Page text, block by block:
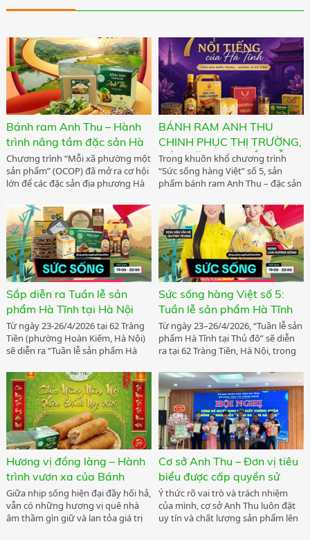
Bánh ram Anh Thu – Hành
trình nâng tầm đặc sản Hà
Tĩnh và chinh phục thị
trường
Chương trình “Mỗi xã phường một
sản phẩm” (OCOP) đã mở ra cơ hội
lớn để các đặc sản địa phương Hà
trị và từng bước khẳng định
thương hiệu trên thị trường.
BÁNH RAM ANH THU
CHINH PHỤC THỊ TRƯỜNG,
GÓP MẶT TẠI "TUẦN LỄ
SẢN PHẨM HÀ TĨNH TẠI
THỦ ĐÔ"
Trong khuôn khổ chương trình
“Sức sống hàng Việt” số 5, sản
phẩm bánh ram Anh Thu – đặc sản
Huy Tập đã được lựa chọn là một
trong những sản phẩm đặc trưng
của tỉnh Hà Tĩnh tham gia “Tuần lễ
sản phẩm Hà Tĩnh tại Thủ đô”.
Sắp diễn ra Tuần lễ sản
phẩm Hà Tĩnh tại Hà Nội
Từ ngày 23-26/4/2026 tại 62 Tràng
Tiền (phường Hoàn Kiếm, Hà Nội)
sẽ diễn ra “Tuần lễ sản phẩm Hà
sản tiêu biểu của địa phương được
giới thiệu tới người tiêu dùng Hà
Nội, góp phần khẳng định chất
lượng, bản sắc và tiềm năng phát
triển của hàng Việt trên thị trường
trong nước.
Sức sống hàng Việt số 5:
Tuần lễ sản phẩm Hà Tĩnh
tại Thủ đô
Từ ngày 23–26/4/2026, “Tuần lễ sản
phẩm Hà Tĩnh tại Thủ đô” sẽ diễn
ra tại 62 Tràng Tiền, Hà Nội, trong
sống hàng Việt”. Chương trình do
Cục Quản lý và Phát triển thị
trường trong nước phối hợp với
Sở Công Thương tỉnh Hà Tĩnh,
UBND phường Hoàn Kiếm, Tiktok
shop và Công ty Cổ phần thanh
toán quốc gia Việt Nam tổ chức.
Hương vị đồng làng – Hành
trình vươn xa của Bánh
Ram Anh Thu
Giữa nhịp sống hiện đại đầy hối hả,
vẫn có những hương vị quê nhà
âm thầm gìn giữ và lan tỏa giá trị
Cơ sở Anh Thu – Đơn vị tiêu
biểu được cấp quyền sử
dụng nhãn hiệu “Bánh Đa
Nem Hà Tĩnh”
Ý thức rõ vai trò và trách nhiệm
của mình, cơ sở Anh Thu luôn đặt
uy tín và chất lượng sản phẩm lên